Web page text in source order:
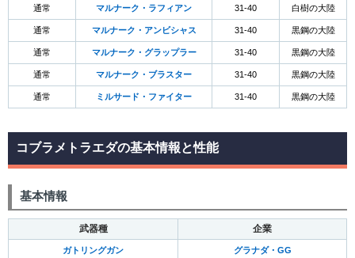
通常 マルナーク・ラフィアン 31-40 白樹の大陸
通常 マルナーク・アンビシャス 31-40 黒鋼の大陸
通常 マルナーク・グラップラー 31-40 黒鋼の大陸
通常 マルナーク・ブラスター 31-40 黒鋼の大陸
通常 ミルサード・ファイター 31-40 黒鋼の大陸
コブラメトラエダの基本情報と性能
基本情報
武器種 企業
ガトリングガン グラナダ・GG